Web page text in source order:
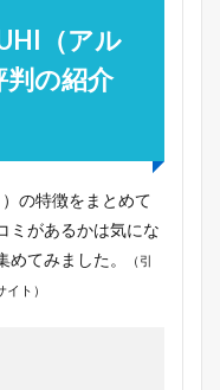
（アル
判の紹介
の特徴をまとめて
ミがあるかは気にな
てみました。
（引
ト）